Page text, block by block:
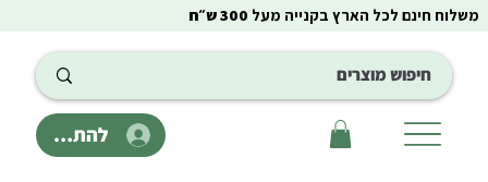
להתחבר
משלוח חינם לכל הארץ בקנייה מעל 300 ש״ח